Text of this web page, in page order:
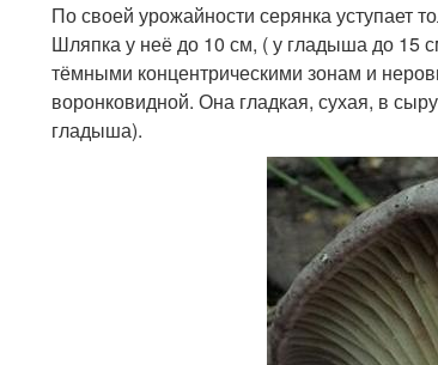
По своей урожайности серянка уступает
Шляпка у неё до 10 см, ( у гладыша до 15
тёмными концентрическими зонам и
воронковидной. Она гладкая, сухая, в
гладыша).